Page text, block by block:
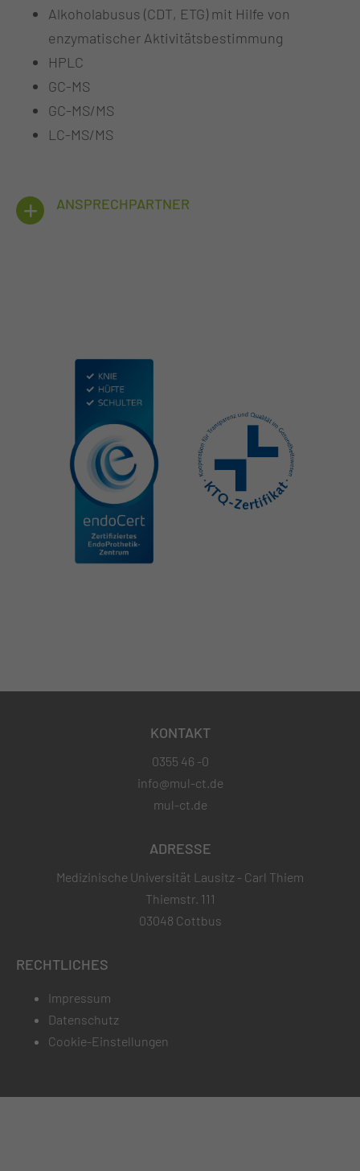
Alkoholabusus (CDT, ETG) mit Hilfe von
enzymatischer Aktivitätsbestimmung
HPLC
GC-MS
GC-MS/MS
LC-MS/MS
ANSPRECHPARTNER
KONTAKT
0355 46 -0
info@mul-ct.de
mul-ct.de
ADRESSE
Medizinische Universität Lausitz - Carl Thiem
Thiemstr. 111
03048 Cottbus
RECHTLICHES
Impressum
Datenschutz
Cookie-Einstellungen